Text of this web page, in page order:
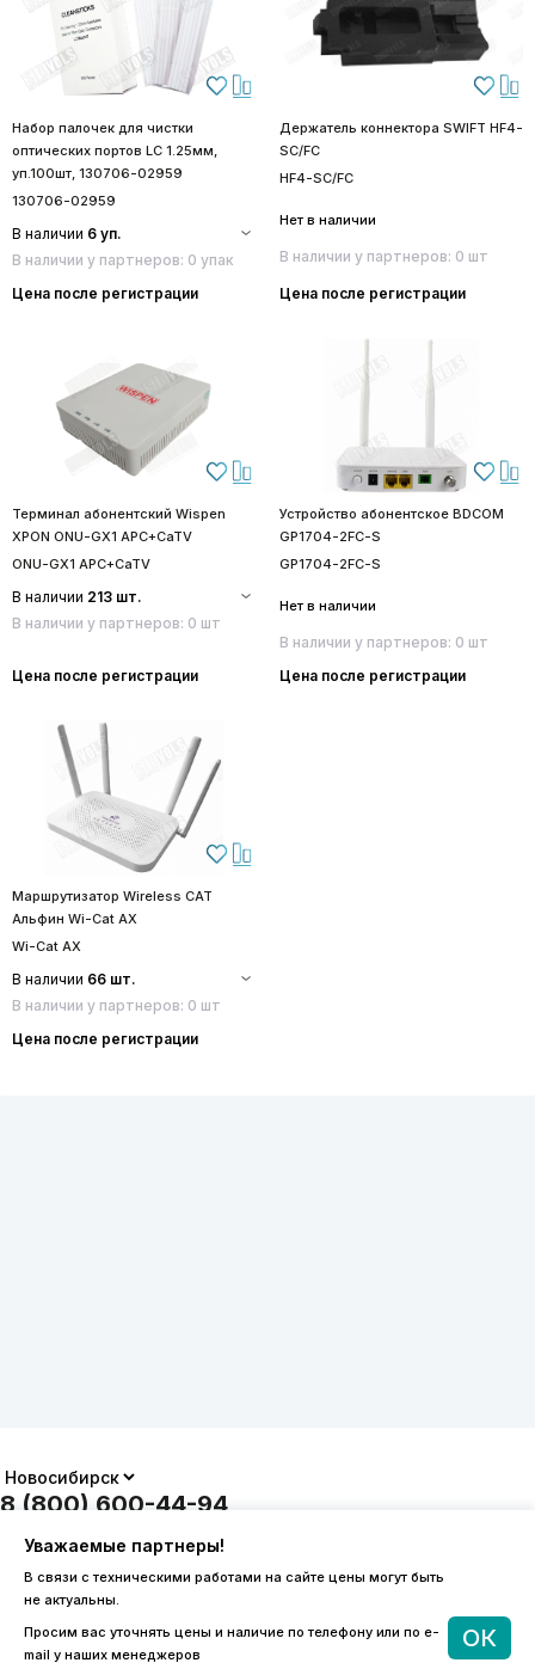
Набор палочек для чистки
оптических портов LC 1.25мм,
уп.100шт, 130706-02959
130706-02959
В наличии 6 уп.
В наличии у партнеров: 0 упак
Цена после регистрации
Держатель коннектора SWIFT HF4-
SC/FC
HF4-SC/FC
Нет в наличии
В наличии у партнеров: 0 шт
Цена после регистрации
Терминал абонентский Wispen
XPON ONU-GX1 APC+CaTV
ONU-GX1 APC+CaTV
В наличии 213 шт.
В наличии у партнеров: 0 шт
Цена после регистрации
Устройство абонентское BDCOM
GP1704-2FC-S
GP1704-2FC-S
Нет в наличии
В наличии у партнеров: 0 шт
Цена после регистрации
Маршрутизатор Wireless CAT
Альфин Wi-Cat AX
Wi-Cat AX
В наличии 66 шт.
В наличии у партнеров: 0 шт
Цена после регистрации
Уважаемые партнеры!
В связи с техническими работами на сайте цены могут быть
не актуальны.
Просим вас уточнять цены и наличие по телефону или по e-
mail у наших менеджеров
ОК
8 (800) 600-44-94
order@sibvols.ru
О компании
Каталог
Контакты